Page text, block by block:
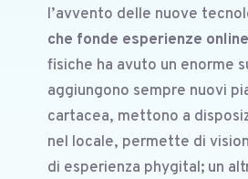
l’avvento delle nuove
che fonde esperienze
fisiche ha avuto un enorme
aggiungono sempre nuovi
cartacea, mettono a
nel locale, permette di
di esperienza phygital; un